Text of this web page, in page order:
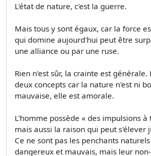
L'état de nature, c'est la guerre.
Mais tous y sont égaux, car la force
qui domine aujourd'hui peut être
une alliance ou par une ruse.
Rien n'est sûr, la crainte est générale.
deux concepts car la nature n'est ni
mauvaise, elle est amorale.
L'homme possède « des impulsions à
mais aussi la raison qui peut s'élever
Ce ne sont pas les penchants
dangereux et mauvais, mais leur